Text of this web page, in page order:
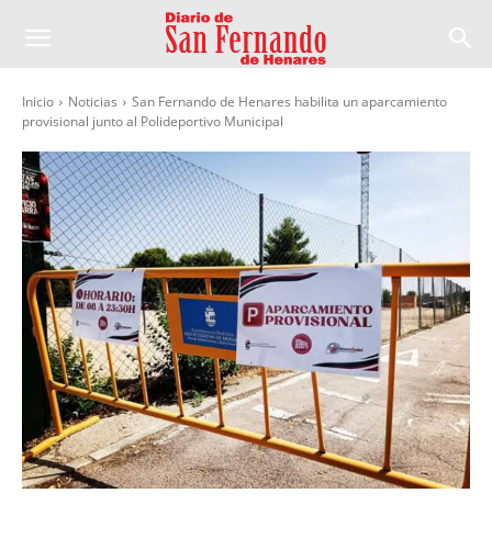
Inicio Noticias
San Fernando de Henares habilita un aparcamiento
provisional junto al Polideportivo Municipal